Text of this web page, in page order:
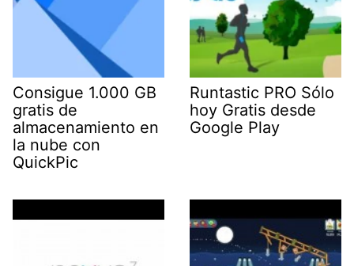
Consigue 1.000 GB
gratis de
almacenamiento en
la nube con
QuickPic
Runtastic PRO Sólo
hoy Gratis desde
Google Play